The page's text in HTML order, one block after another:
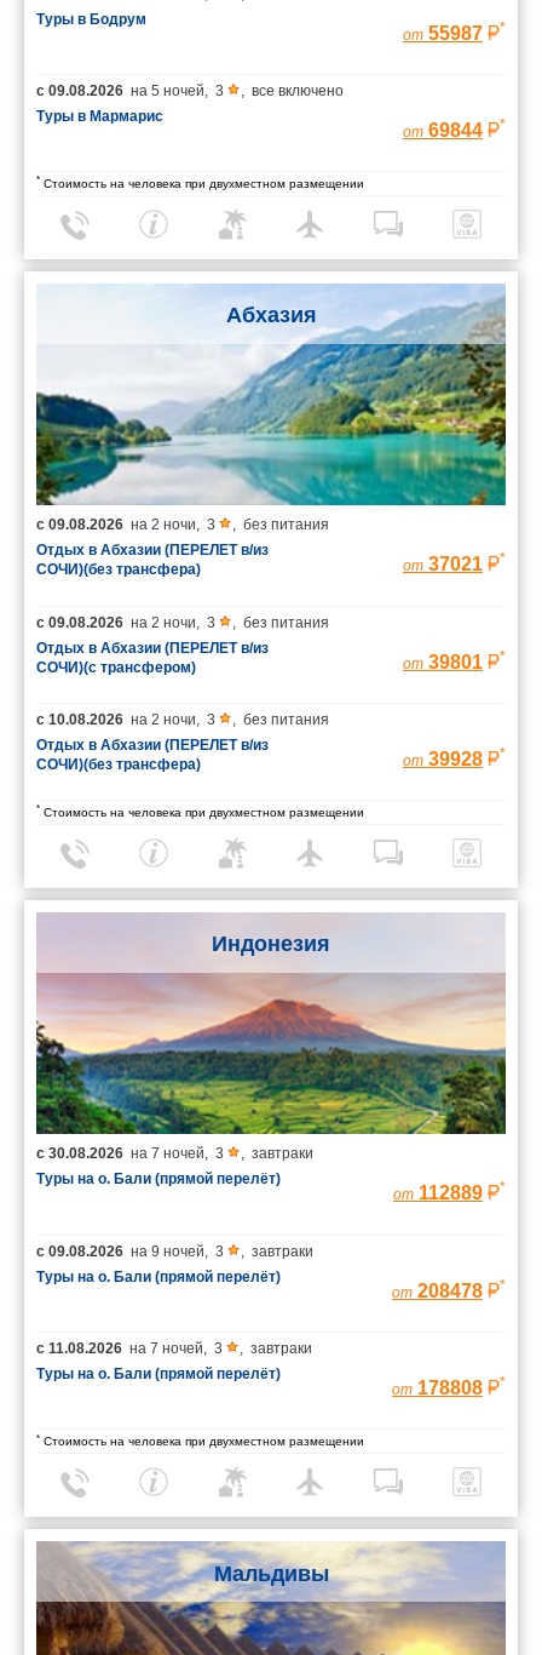
Туры в Бодрум
от 55987 *
с 09.08.2026 на 5 ночей, 3 , все включено
Туры в Мармарис
от 69844 *
* Стоимость на человека при двухместном размещении
Абхазия
с 09.08.2026 на 2 ночи, 3 , без питания
Отдых в Абхазии (ПЕРЕЛЕТ в/из
СОЧИ)(без трансфера)
от 37021 *
с 09.08.2026 на 2 ночи, 3 , без питания
Отдых в Абхазии (ПЕРЕЛЕТ в/из
СОЧИ)(с трансфером)
от 39801 *
с 10.08.2026 на 2 ночи, 3 , без питания
Отдых в Абхазии (ПЕРЕЛЕТ в/из
СОЧИ)(без трансфера)
от 39928 *
* Стоимость на человека при двухместном размещении
Индонезия
с 30.08.2026 на 7 ночей, 3 , завтраки
Туры на о. Бали (прямой перелёт)
от 112889 *
с 09.08.2026 на 9 ночей, 3 , завтраки
Туры на о. Бали (прямой перелёт)
от 208478 *
с 11.08.2026 на 7 ночей, 3 , завтраки
Туры на о. Бали (прямой перелёт)
от 178808 *
* Стоимость на человека при двухместном размещении
Мальдивы